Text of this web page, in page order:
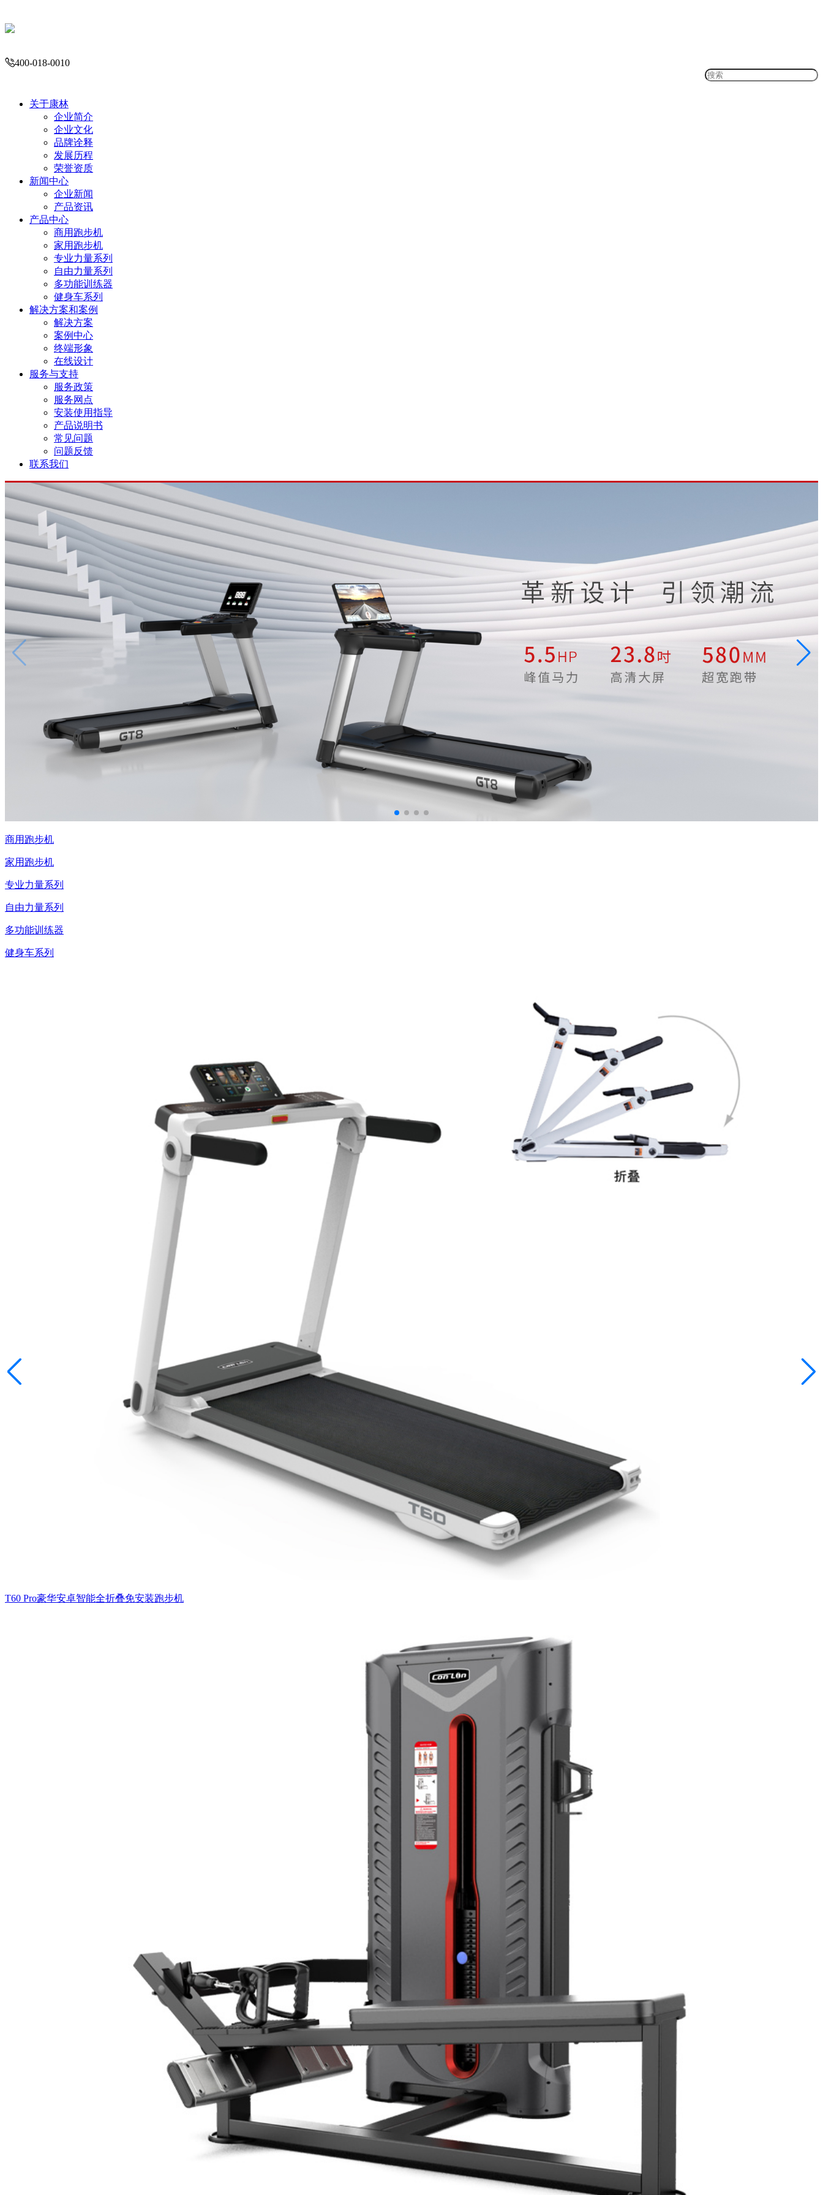
400-018-0010
关于康林
企业简介
企业文化
品牌诠释
发展历程
荣誉资质
新闻中心
企业新闻
产品资讯
产品中心
商用跑步机
家用跑步机
专业力量系列
自由力量系列
多功能训练器
健身车系列
解决方案和案例
解决方案
案例中心
终端形象
在线设计
服务与支持
服务政策
服务网点
安装使用指导
产品说明书
常见问题
问题反馈
联系我们
商用跑步机
家用跑步机
专业力量系列
自由力量系列
多功能训练器
健身车系列
T60 Pro豪华安卓智能全折叠免安装跑步机